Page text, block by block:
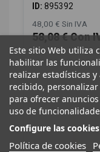
ID: 895392
48,00 € Sin IVA
58,08 € Con
Este sitio Web utiliza
habilitar las
realizar estadísticas
recibido,
para ofrecer
uso de
Configure las
Política de cookies